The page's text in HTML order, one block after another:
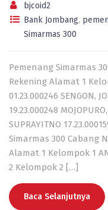
bjcoid2
Bank Jombang,
Simarmas 300
Pemenang Simarmas
Rekening Alamat 1
01.23.000246 SENGON,
19.23.000248
SUPRAYITNO
Simarmas 300 Cabang
Alamat 1 Kelompok 1
2 Kelompok 2 […]
Baca Selanjutnya